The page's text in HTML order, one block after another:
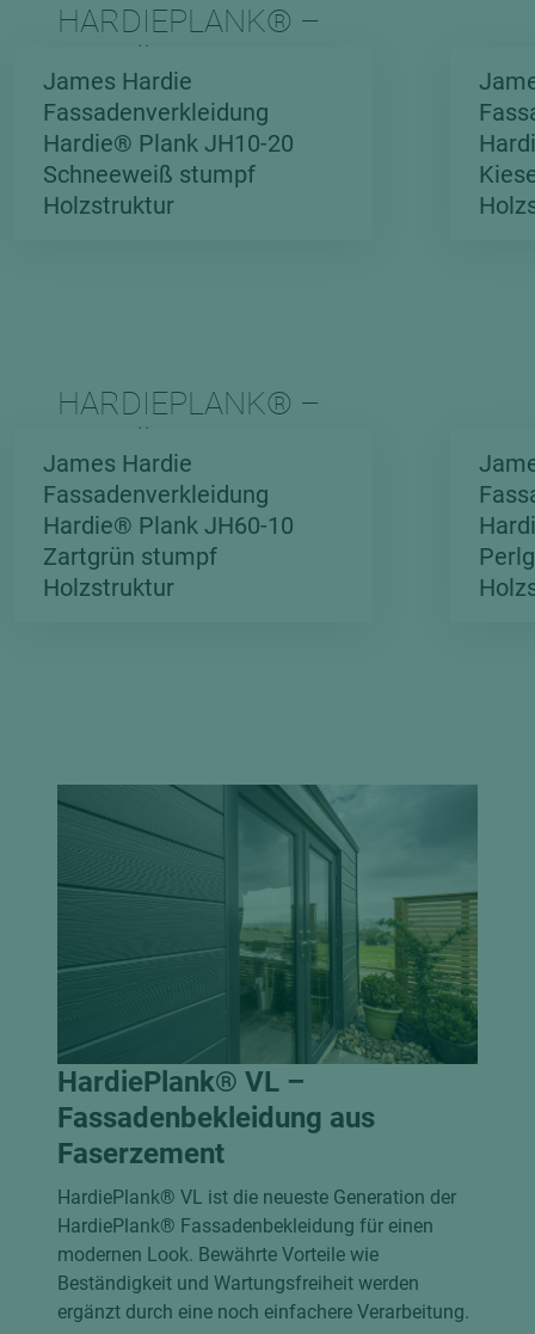
HARDIEPLANK® –
FARBÜBERSICHT
HOLZSTRUKTUR
„STANDARDFARBEN”
James Hardie
Fassadenverkleidung
Hardie® Plank JH10-20
Schneeweiß stumpf
Holzstruktur
HARDIEPLANK® –
FARBÜBERSICHT
HOLZSTRUKTUR
„SONDERFARBEN”
James Hardie
Fassadenverkleidung
Hardie® Plank JH60-10
Zartgrün stumpf
Holzstruktur
HardiePlank® VL –
Fassadenbekleidung aus
Faserzement
HardiePlank® VL ist die neueste Generation der
HardiePlank® Fassadenbekleidung für einen
modernen Look. Bewährte Vorteile wie
Beständigkeit und Wartungsfreiheit werden
ergänzt durch eine noch einfachere Verarbeitung.